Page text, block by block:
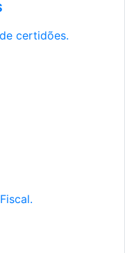
certidões.